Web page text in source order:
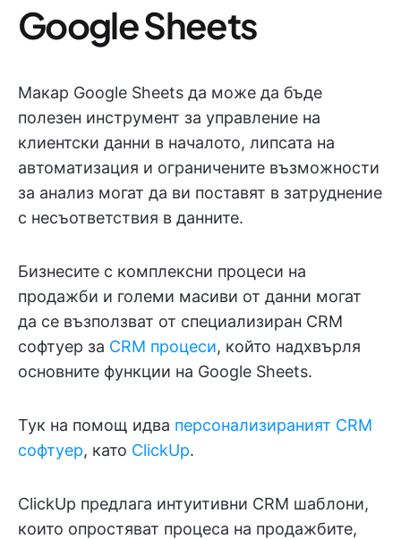
Google Sheets
Макар Google Sheets да може да бъде
полезен инструмент за управление на
клиентски данни в началото, липсата на
автоматизация и ограничените възможности
за анализ могат да ви поставят в затруднение
с несъответствия в данните.
Бизнесите с комплексни процеси на
продажби и големи масиви от данни могат
да се възползват от специализиран CRM
софтуер за CRM процеси, който надхвърля
основните функции на Google Sheets.
Тук на помощ идва персонализираният CRM
софтуер, като ClickUp.
ClickUp предлага интуитивни CRM шаблони,
които опростяват процеса на продажбите,